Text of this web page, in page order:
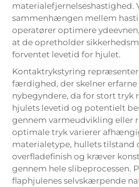
materialefjernelseshastighed.
sammenhængen mellem
operatører optimere
at de opretholder
forventet levetid for hjulet.
Kontaktrykstyring
færdighed, der skelner erfarne
nybegyndere, da for stort tryk
hjulets levetid og potentielt
gennem varmeudvikling eller
optimale tryk varierer
materialetype, hullets tilstand
overfladefinish og kræver
gennem hele slibeprocessen.
flaphjulenes selvskærpende